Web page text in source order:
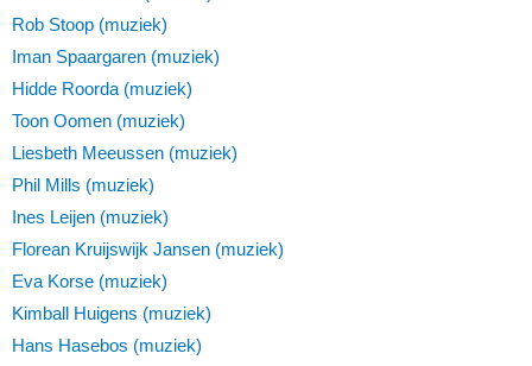
Rob Stoop (muziek)
Iman Spaargaren (muziek)
Hidde Roorda (muziek)
Toon Oomen (muziek)
Liesbeth Meeussen (muziek)
Phil Mills (muziek)
Ines Leijen (muziek)
Florean Kruijswijk Jansen (muziek)
Eva Korse (muziek)
Kimball Huigens (muziek)
Hans Hasebos (muziek)